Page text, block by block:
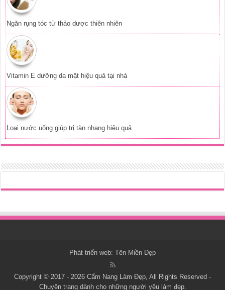
Ngăn rụng tóc từ thảo dược thiên nhiên
Vitamin E dưỡng da mặt hiệu quả tại nhà
Loại nước uống giúp trị tàn nhang hiệu quả
Phát triển web: Tên Miền Đẹp
Copyright © 2017 - 2026 Cẩm Nang Làm Đẹp , All Rights Reserved -
Chuyên trang dành cho những người yêu làm đẹp.